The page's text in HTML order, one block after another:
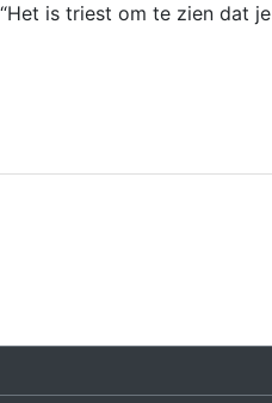
is triest om te zien dat